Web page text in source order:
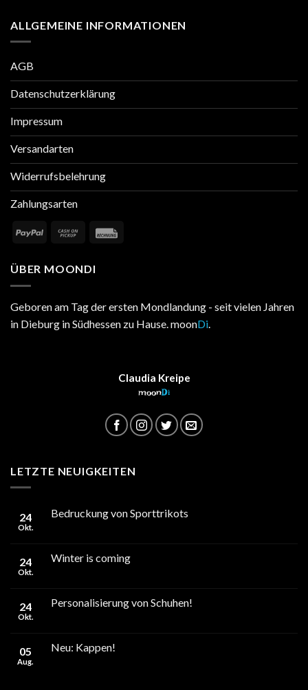
ALLGEMEINE INFORMATIONEN
AGB
Datenschutzerklärung
Impressum
Versandarten
Widerrufsbelehrung
Zahlungsarten
ÜBER MOONDI
Geboren am Tag der ersten Mondlandung - seit vielen Jahren
in Dieburg in Südhessen zu Hause. moonDi
Claudia Kreipe
moonDi
LETZTE NEUIGKEITEN
24
Okt.
Bedruckung von Sporttrikots
24
Okt.
Winter is coming
24
Okt.
Personalisierung von Schuhen!
05
Aug.
Neu: Kappen!